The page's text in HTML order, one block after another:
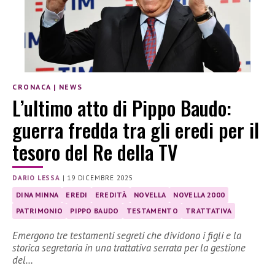
CRONACA | NEWS
L’ultimo atto di Pippo Baudo:
guerra fredda tra gli eredi per il
tesoro del Re della TV
DARIO LESSA | 19 DICEMBRE 2025
DINA MINNA EREDI EREDITÀ NOVELLA
NOVELLA 2000
PATRIMONIO
PIPPO BAUDO TESTAMENTO TRATTATIVA
Emergono tre testamenti segreti che dividono i figli e la
storica segretaria in una trattativa serrata per la gestione
del…